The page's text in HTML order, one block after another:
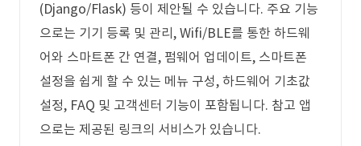
(Django/Flask) 등이 제안될 수 있습니다. 주요 기능
으로는 기기 등록 및 관리, Wifi/BLE를 통한 하드웨
어와 스마트폰 간 연결, 펌웨어 업데이트, 스마트폰
설정을 쉽게 할 수 있는 메뉴 구성, 하드웨어 기초값
설정, FAQ 및 고객센터 기능이 포함됩니다. 참고 앱
으로는 제공된 링크의 서비스가 있습니다.